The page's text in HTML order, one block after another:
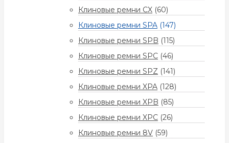
Клиновые ремни CX (60)
Клиновые ремни SPA (147)
Клиновые ремни SPB (115)
Клиновые ремни SPC (46)
Клиновые ремни SPZ (141)
Клиновые ремни XPA (128)
Клиновые ремни XPB (85)
Клиновые ремни XPC (26)
Клиновые ремни 8V (59)